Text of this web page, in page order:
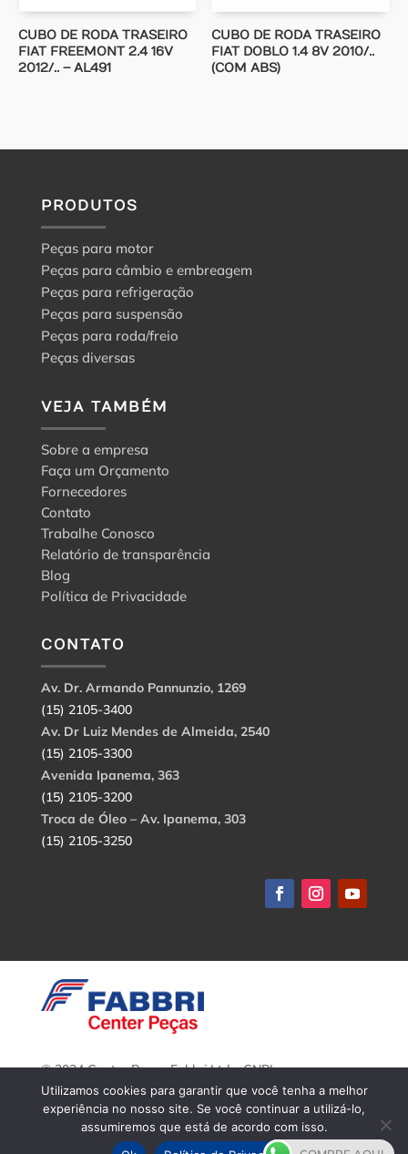
CUBO DE RODA TRASEIRO
FIAT FREEMONT 2.4 16V
2012/.. – AL491
CUBO DE RODA TRASEIRO
FIAT DOBLO 1.4 8V 2010/..
(COM ABS)
PRODUTOS
Peças para motor
Peças para câmbio e embreagem
Peças para refrigeração
Peças para suspensão
Peças para roda/freio
Peças diversas
VEJA TAMBÉM
Sobre a empresa
Faça um Orçamento
Fornecedores
Contato
Trabalhe Conosco
Relatório de transparência
Blog
Política de Privacidade
CONTATO
Av. Dr. Armando Pannunzio, 1269
(15) 2105-3400
Av. Dr Luiz Mendes de Almeida, 2540
(15) 2105-3300
Avenida Ipanema, 363
(15) 2105-3200
Troca de Óleo – Av. Ipanema, 303
(15) 2105-3250
© 2024 Center Peças Fabbri Ltda. CNPJ:
56.908.650/0001-94.
Todos os direitos reservados.
Utilizamos cookies para garantir que você tenha a melhor
experiência no nosso site. Se você continuar a utilizá-lo,
assumiremos que está de acordo com isso.